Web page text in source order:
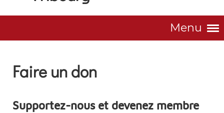
Menu
Faire un don
Supportez-nous et devenez membre